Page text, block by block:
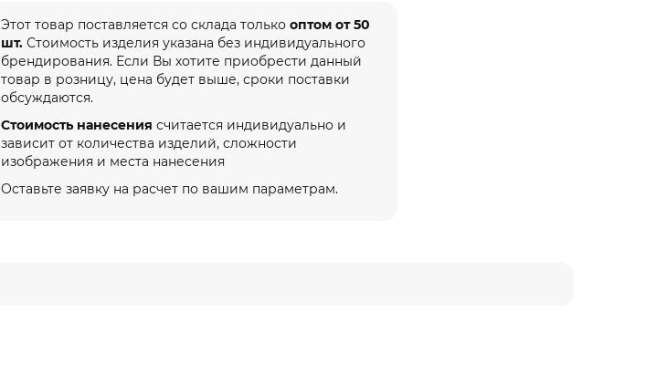
Этот товар поставляется со склада толькооптом от 50
шт. Стоимость изделия указана без индивидуального
брендирования. Если Вы хотите приобрести данный
товар в розницу, цена будет выше, сроки поставки
обсуждаются.
Стоимость нанесения считается индивидуально и
зависит от количества изделий, сложности
изображения и места нанесения
Оставьте заявку на расчет по вашим параметрам.